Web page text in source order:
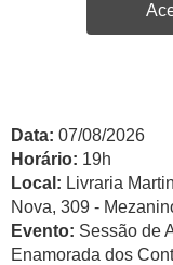
Data: 07/08/2026
Horário: 19h
Local: Livraria
Nova, 309 -
Evento: Sessão de
Enamorada dos